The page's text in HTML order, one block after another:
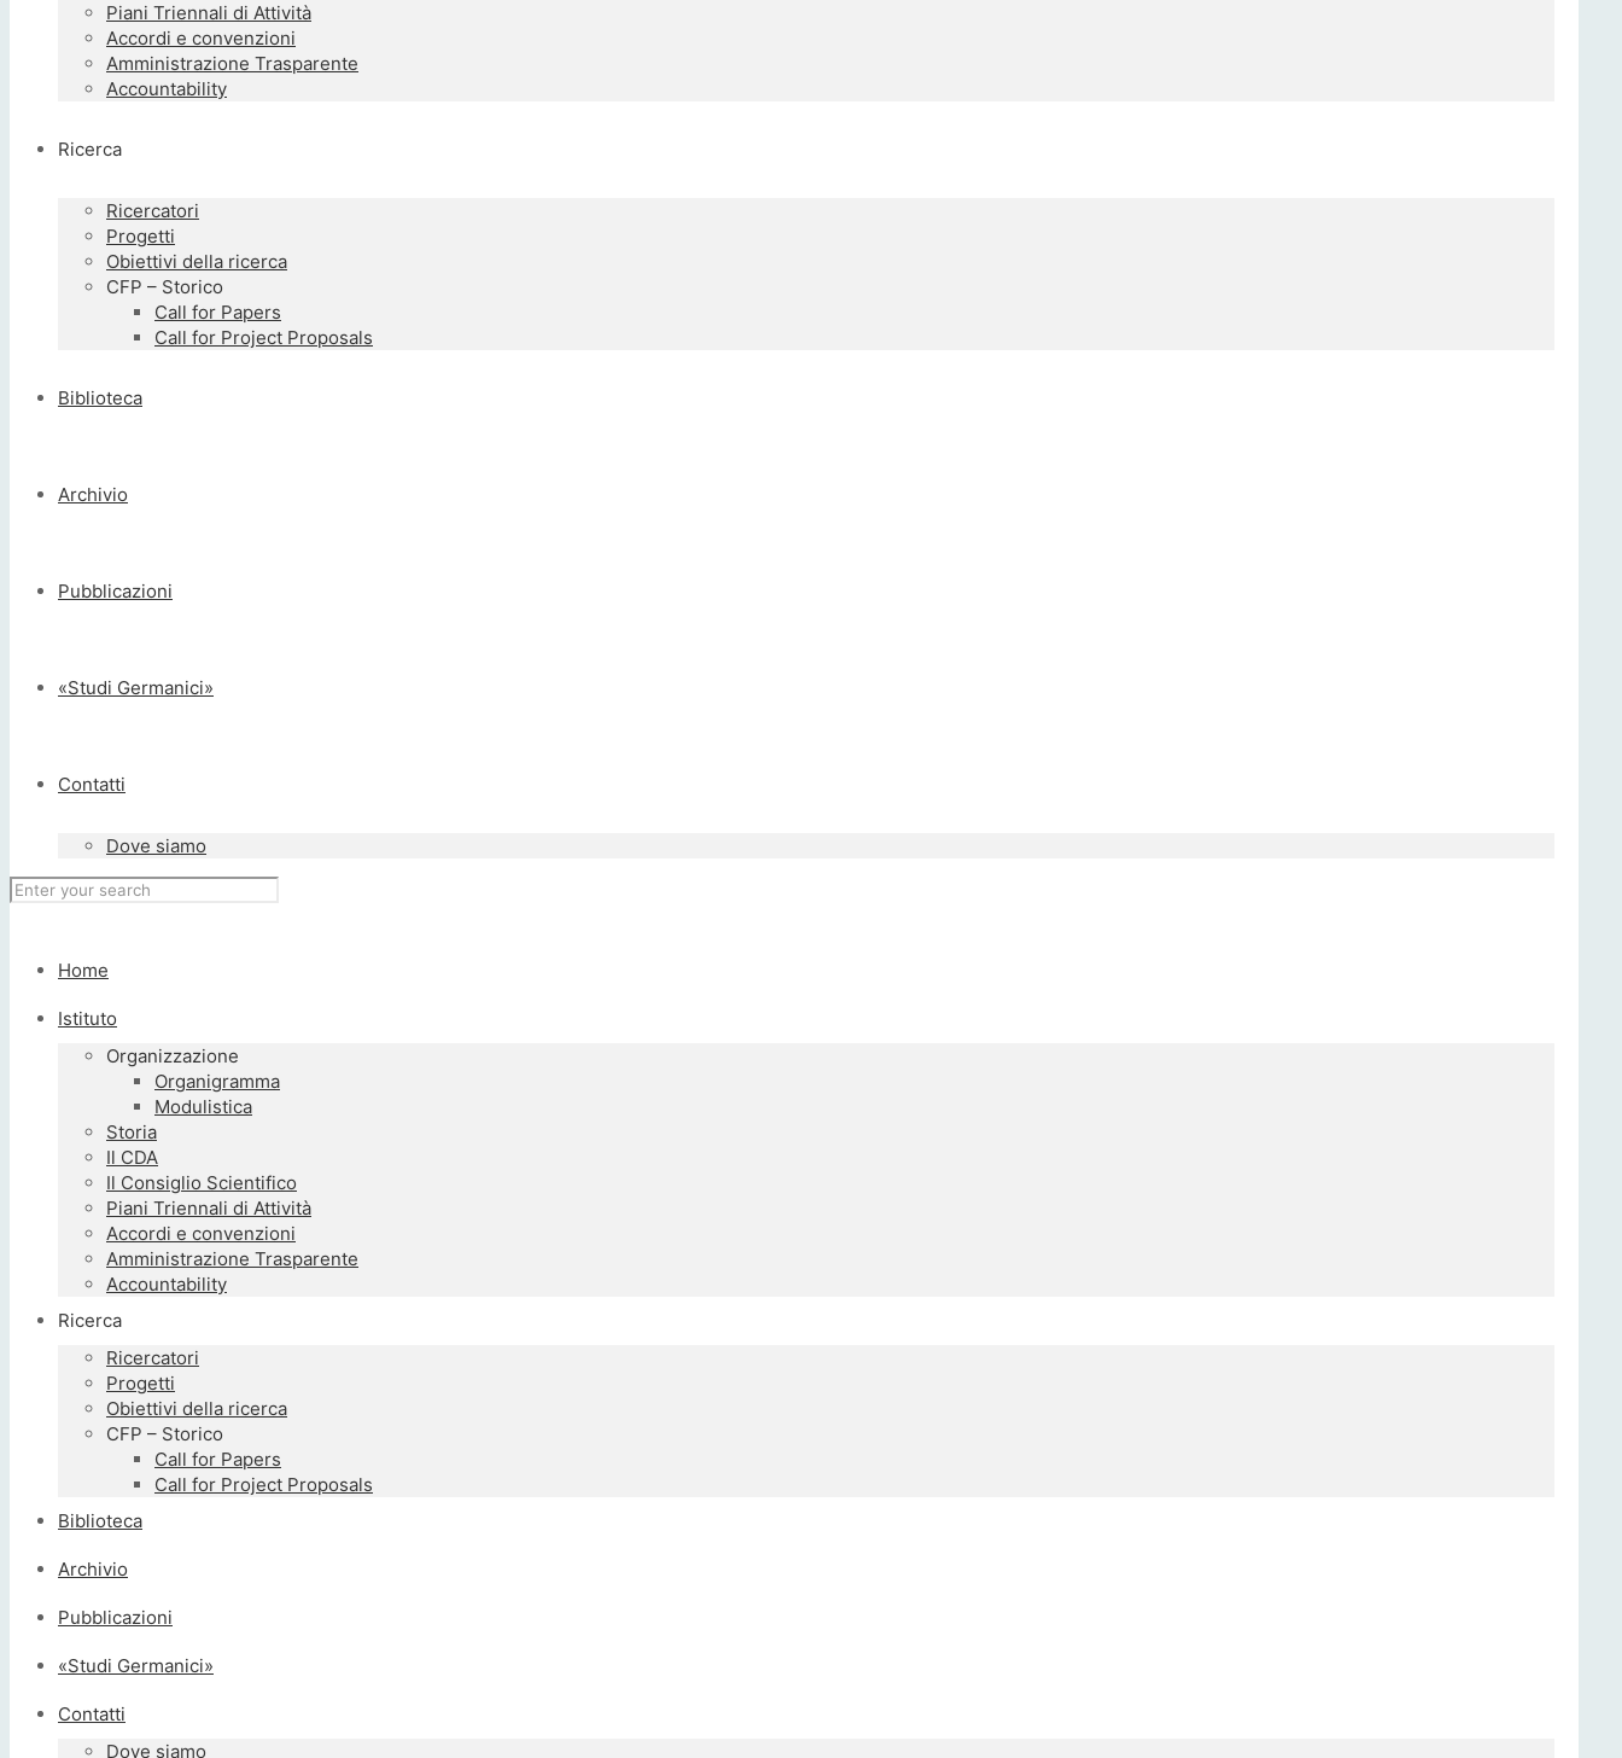
Piani Triennali di Attività
Accordi e convenzioni
Amministrazione Trasparente
Accountability
Ricerca
Ricercatori
Progetti
Obiettivi della ricerca
CFP – Storico
Call for Papers
Call for Project Proposals
Biblioteca
Archivio
Pubblicazioni
«Studi Germanici»
Contatti
Dove siamo
Home
Istituto
Organizzazione
Organigramma
Modulistica
Storia
Il CDA
Il Consiglio Scientifico
Piani Triennali di Attività
Accordi e convenzioni
Amministrazione Trasparente
Accountability
Ricerca
Ricercatori
Progetti
Obiettivi della ricerca
CFP – Storico
Call for Papers
Call for Project Proposals
Biblioteca
Archivio
Pubblicazioni
«Studi Germanici»
Contatti
Dove siamo